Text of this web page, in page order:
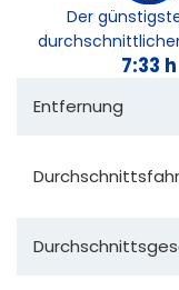
Der
7:33 h
Entfernung